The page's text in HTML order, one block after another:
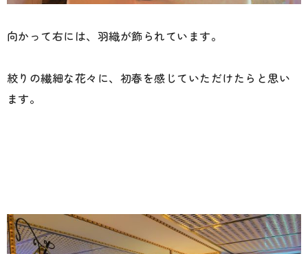
向かって右には、羽織が飾られています。
絞りの繊細な花々に、初春を感じていただけたらと思い
ます。